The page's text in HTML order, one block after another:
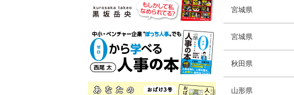
宮城県
宮城県
秋田県
山形県